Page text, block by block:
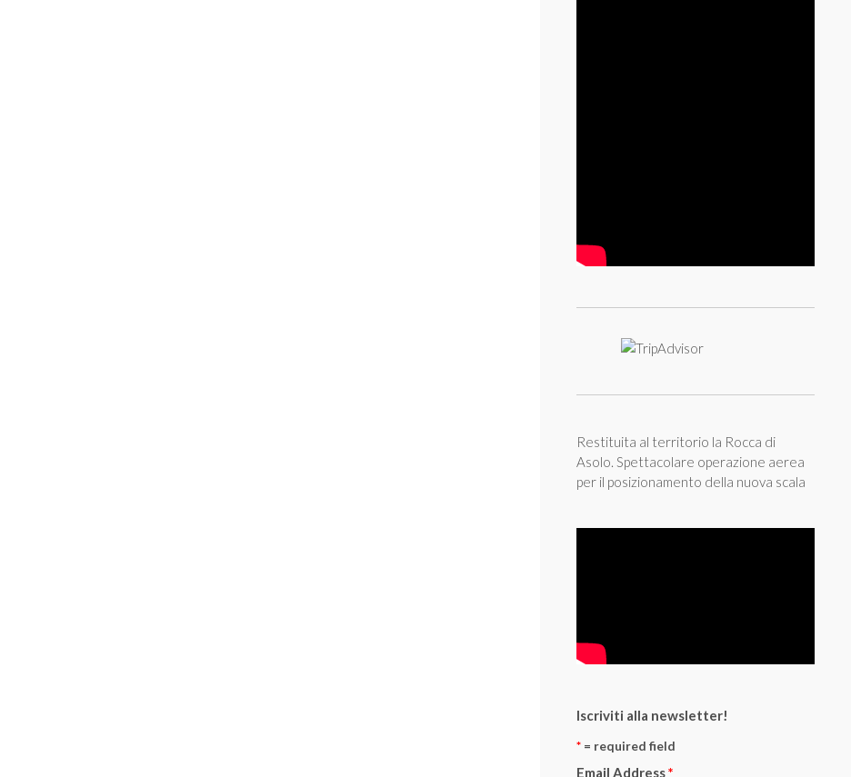
Restituita al territorio la Rocca di
Asolo. Spettacolare operazione aerea
per il posizionamento della nuova scala
Iscriviti alla newsletter!
* = required field
Email Address*